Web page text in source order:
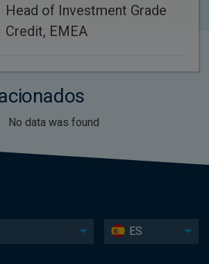
Head of Investment Grade
Credit, EMEA
No data was found
ES